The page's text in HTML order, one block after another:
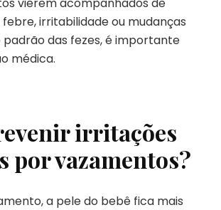
vierem acompanhados de
irritabilidade ou mudanças
das fezes, é importante
médica.
irritações
por vazamentos?
a pele do bebê fica mais